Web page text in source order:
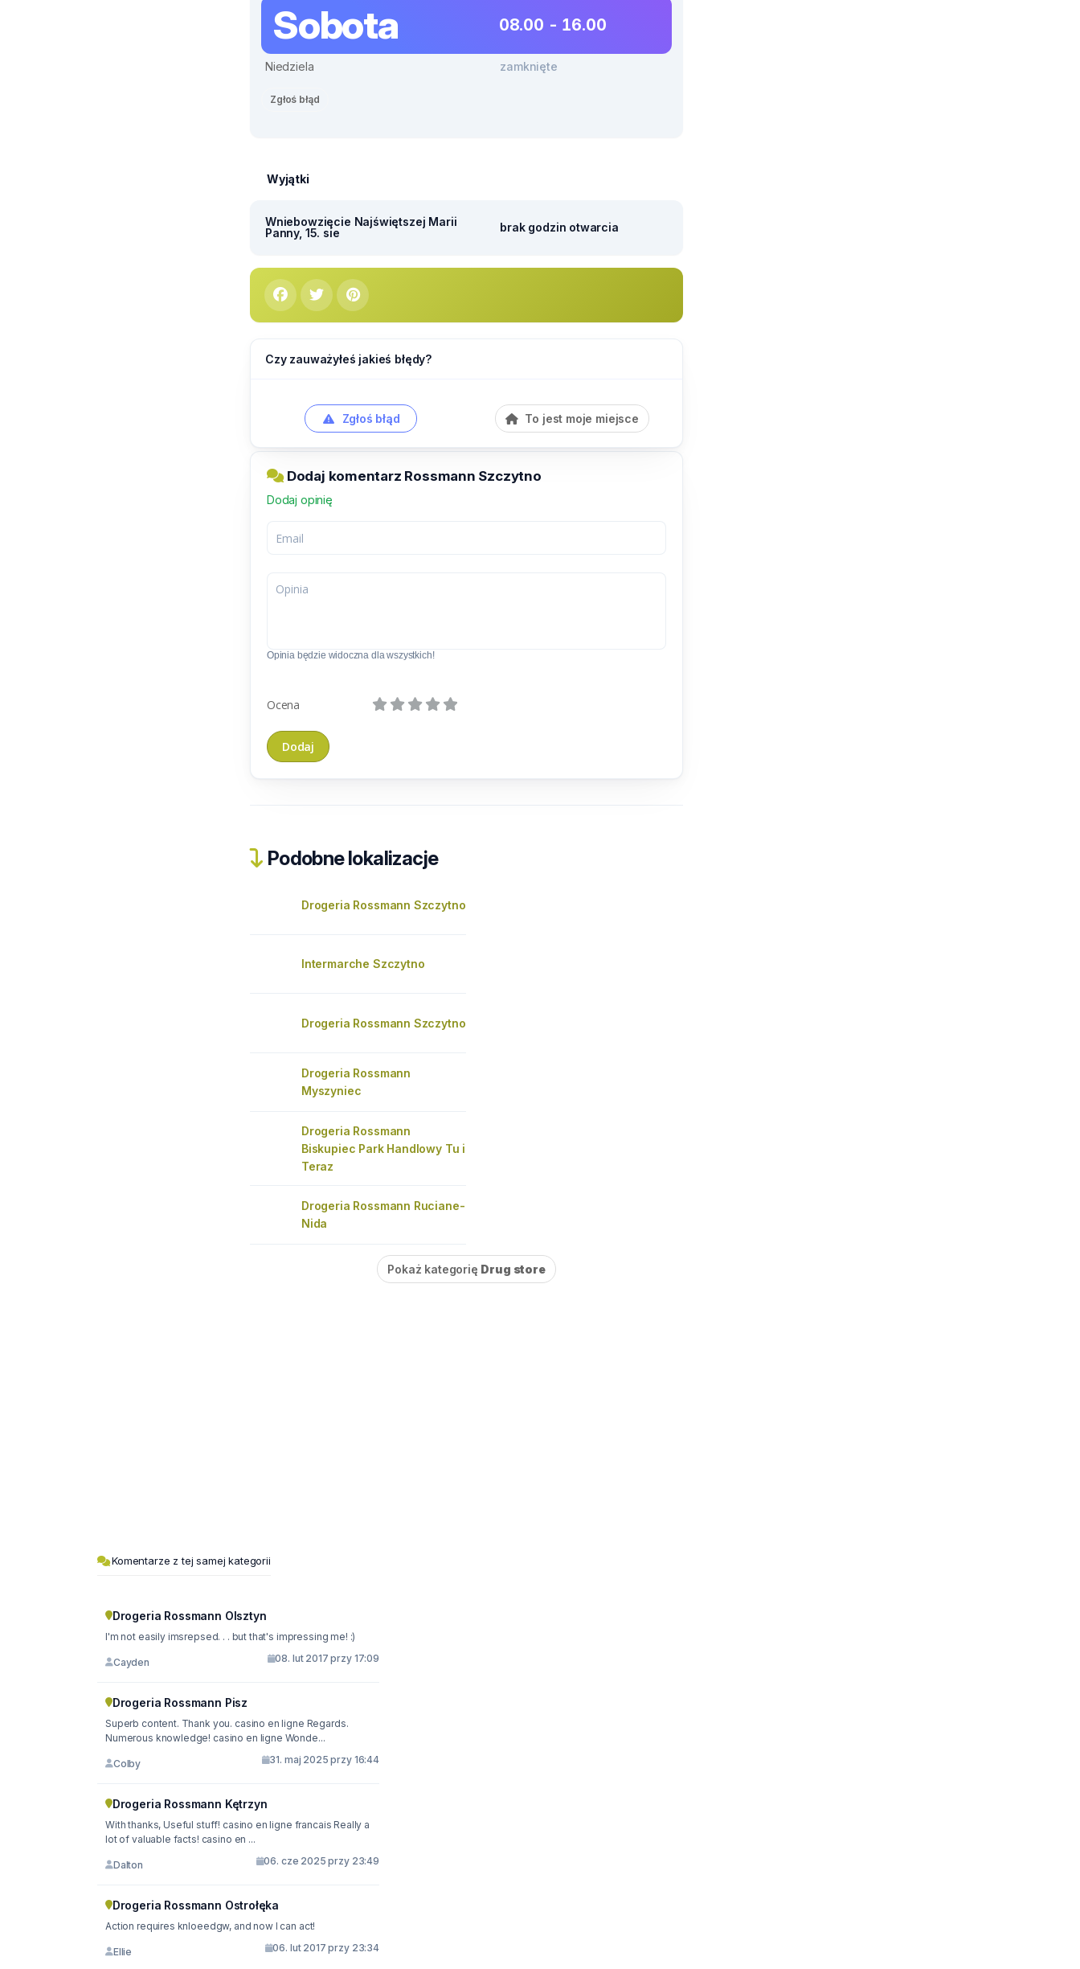
Sobota 08.00 - 16.00
Niedziela zamknięte
Zgłoś błąd
Wyjątki
Wniebowzięcie Najświętszej Marii
Panny, 15. sie
brak godzin otwarcia
Czy zauważyłeś jakieś błędy?
Zgłoś błąd To jest moje miejsce
Dodaj komentarz Rossmann Szczytno
Dodaj opinię
Opinia będzie widoczna dla wszystkich!
Ocena
Podobne lokalizacje
Drogeria Rossmann Szczytno
Intermarche Szczytno
Drogeria Rossmann Szczytno
Drogeria Rossmann
Myszyniec
Drogeria Rossmann
Biskupiec Park Handlowy Tu i
Teraz
Drogeria Rossmann Ruciane-
Nida
Pokaż kategorię Drug store
Komentarze z tej samej kategorii
Drogeria Rossmann Olsztyn
I'm not easily imsrepsed. . . but that's impressing me! :)
Cayden 08. lut 2017 przy 17:09
Drogeria Rossmann Pisz
Superb content. Thank you. casino en ligne Regards.
Numerous knowledge! casino en ligne Wonde...
Colby 31. maj 2025 przy 16:44
Drogeria Rossmann Kętrzyn
With thanks, Useful stuff! casino en ligne francais Really a
lot of valuable facts! casino en ...
Dalton 06. cze 2025 przy 23:49
Drogeria Rossmann Ostrołęka
Action requires knloeedgw, and now I can act!
Ellie 06. lut 2017 przy 23:34